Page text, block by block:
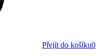
Přejít do košíku0